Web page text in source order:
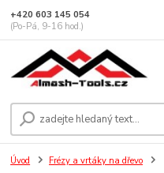
+420 603 145 054
(Po-Pá, 9-16 hod.)
Úvod Frézy a vrtáky na dřevo